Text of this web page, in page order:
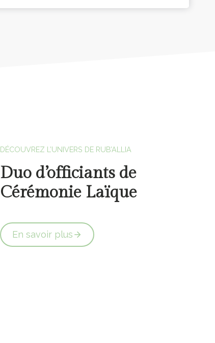
DÉCOUVREZ L’UNIVERS DE RUB’ALLIA
Duo d’officiants de
Cérémonie Laïque
En savoir plus